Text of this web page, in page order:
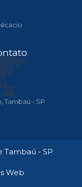
Tambaú - SP
Tambaú - SP
Web